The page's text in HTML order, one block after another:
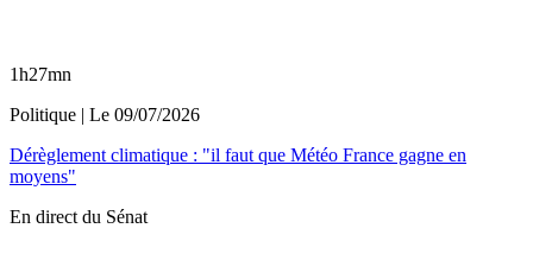
1h27mn
Politique | Le 09/07/2026
Dérèglement climatique : "il faut que Météo France gagne en
moyens"
En direct du Sénat